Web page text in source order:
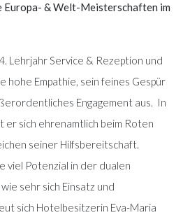
Europa- & Welt-Meisterschaften im
Lehrjahr Service & Rezeption und
hohe Empathie, sein feines Gespür
Engagement aus. In
er sich ehrenamtlich beim Roten
seiner Hilfsbereitschaft.
viel Potenzial in der dualen
sehr sich Einsatz und
sich Hotelbesitzerin Eva-Maria